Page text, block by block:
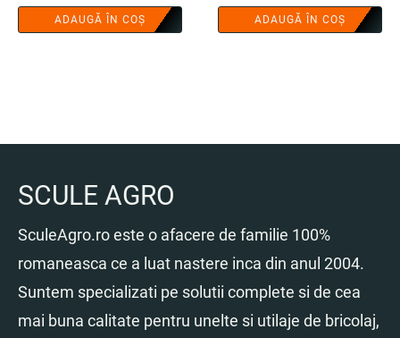
ADAUGĂ ÎN COȘ
inițial
a
curent
este:
ADAUGĂ ÎN COȘ
SCULE AGRO
SculeAgro.ro este o afacere de familie 100%
romaneasca ce a luat nastere inca din anul 2004.
Suntem specializati pe solutii complete si de cea
mai buna calitate pentru unelte si utilaje de bricolaj,